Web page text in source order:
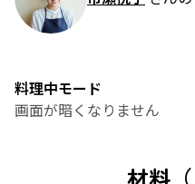
料理中モード
画面が暗くなりません
材料（